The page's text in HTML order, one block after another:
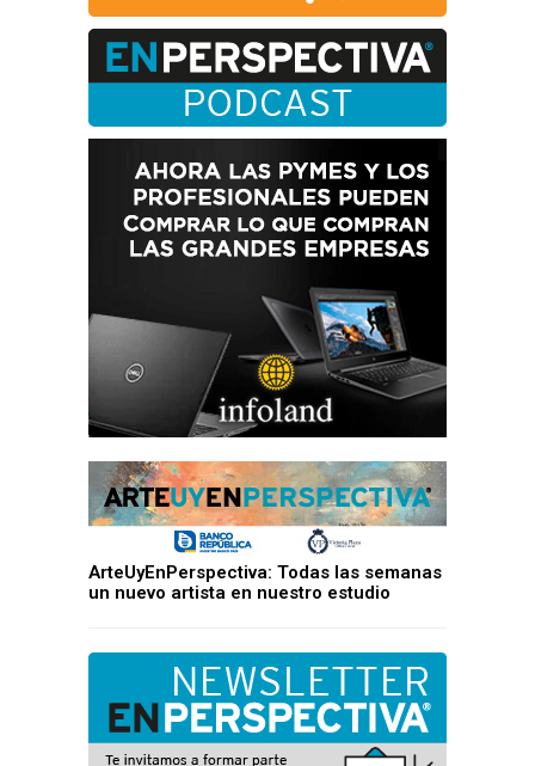
ArteUyEnPerspectiva: Todas las semanas
un nuevo artista en nuestro estudio